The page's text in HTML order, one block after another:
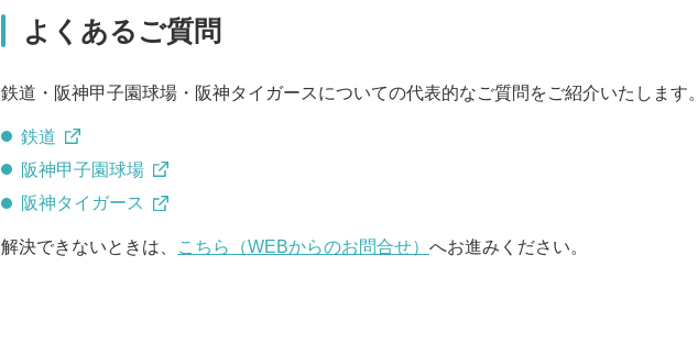
よくあるご質問
鉄道・阪神甲子園球場・阪神タイガースについての代表的なご質問をご紹介いたします。
鉄道
阪神甲子園球場
阪神タイガース
解決できないときは、 こちら（WEBからのお問合せ） へお進みください。